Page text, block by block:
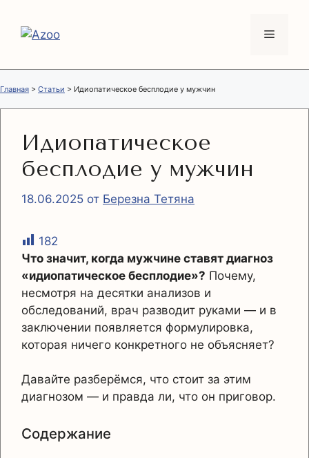
содержимому
Меню
Главная > Статьи > Идиопатическое бесплодие у мужчин
Идиопатическое
бесплодие у мужчин
18.06.2025 от Березна Тетяна
182
Что значит, когда мужчине ставят диагноз
«идиопатическое бесплодие»? Почему,
несмотря на десятки анализов и
обследований, врач разводит руками — и в
заключении появляется формулировка,
которая ничего конкретного не объясняет?
Давайте разберёмся, что стоит за этим
диагнозом — и правда ли, что он приговор.
Содержание